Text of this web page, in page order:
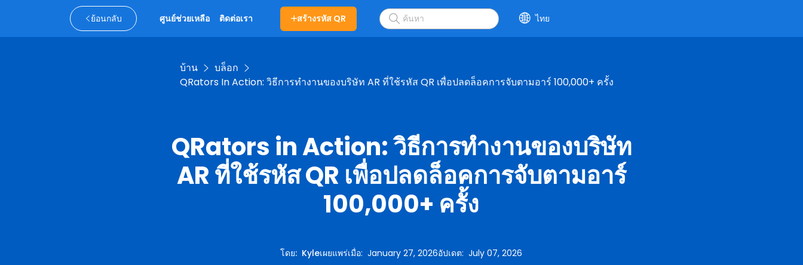
ย้อนกลับ ศูนย์ช่วยเหลือ ติดต่อเรา สร้างรหัส QR ไทย
บ้าน
บล็อก
QRators In Action: วิธีการทำงานของบริษัท AR ที่ใช้รหัส QR เพื่อปลดล็อคการจับตามอาร์ 100,000+ ครั้ง
QRators in Action: วิธีการทำงานของบริษัท
AR ที่ใช้รหัส QR เพื่อปลดล็อคการจับตามอาร์
100,000+ ครั้ง
โดย: Kyleเผยแพร่เมื่อ:January 27, 2026อัปเดต:July 07, 2026